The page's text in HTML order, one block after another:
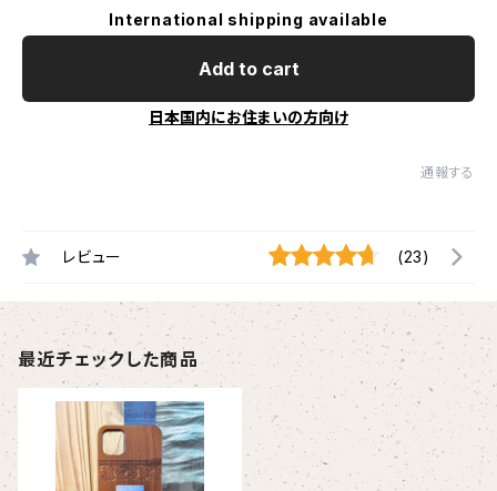
International shipping available
Add to cart
日本国内にお住まいの方向け
通報する
レビュー (23)
最近チェックした商品